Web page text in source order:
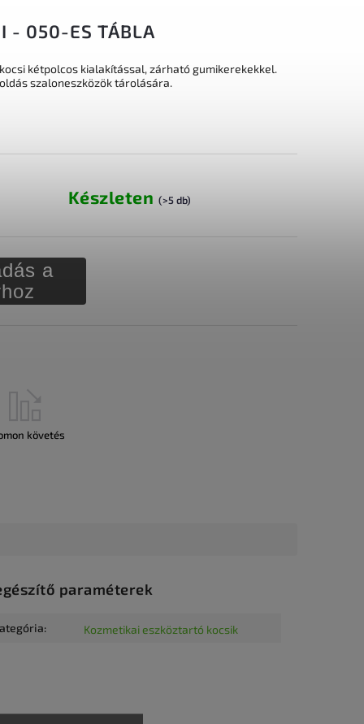
- 050-ES TÁBLA
Készleten (>5 db)
a
kétpolcos kialakítással, zárható gumikerekekkel.
szaloneszközök tárolására.
követés
paraméterek
: Kozmetikai eszköztartó kocsik